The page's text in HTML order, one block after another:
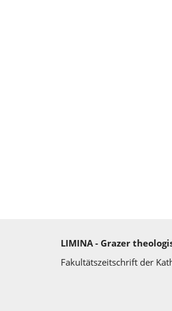
LIMINA - Grazer
Fakultätszeitschrift der